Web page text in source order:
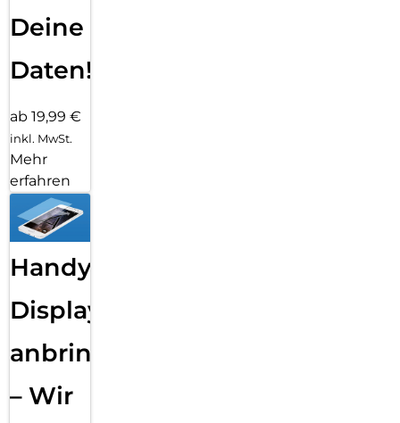
Deine
Daten!
ab 19,99 €
inkl. MwSt.
Mehr
erfahren
Handy
Displayfolie
anbringen
– Wir